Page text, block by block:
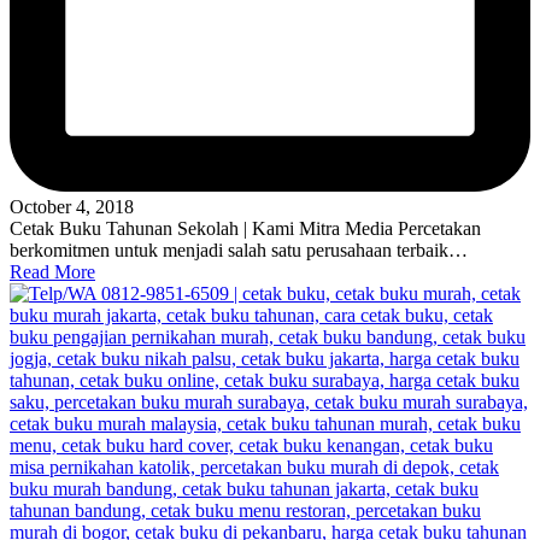
October 4, 2018
Cetak Buku Tahunan Sekolah | Kami Mitra Media Percetakan
berkomitmen untuk menjadi salah satu perusahaan terbaik…
Read More